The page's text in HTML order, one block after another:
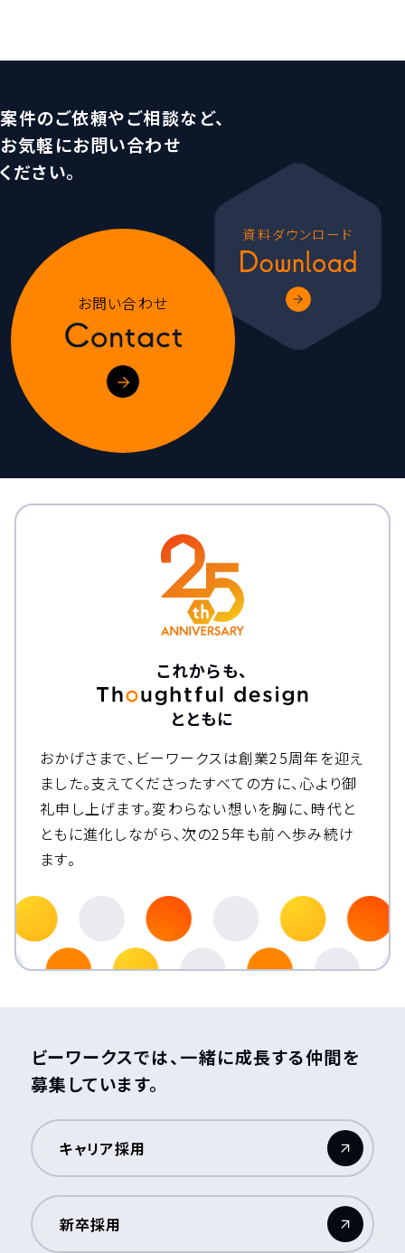
案件のご依頼やご相談など、
お気軽にお問い合わせ
ください。
お問い合わせ
資料ダウンロード
これからも、
とともに
おかげさまで、ビーワークスは創業25周年を迎え
ました。支えてくださったすべての方に、心より御
礼申し上げます。変わらない想いを胸に、時代と
ともに進化しながら、次の25年も前へ歩み続け
ます。
ビーワークスでは、一緒に成長する仲間を
募集しています。
キャリア採用
（新しいウィンドウが開きます）
新卒採用
（新しいウィンドウが開きます）